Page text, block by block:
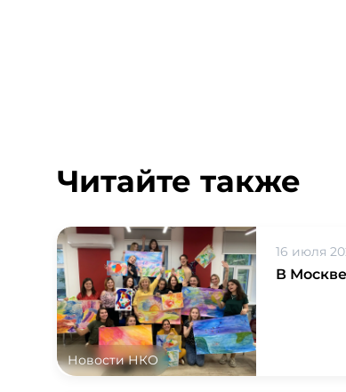
Читайте также
Новости НКО
16 июля
В